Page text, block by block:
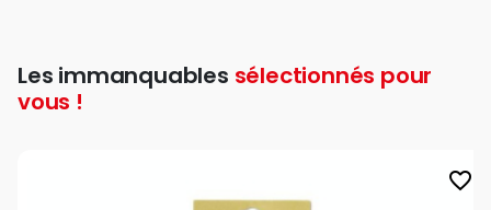
Les immanquables sélectionnés pour
vous !
favorite_border